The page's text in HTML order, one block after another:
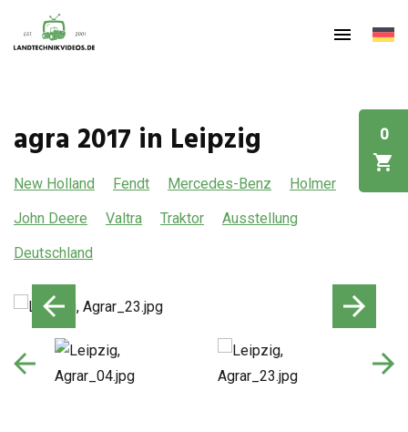
0
agra 2017 in Leipzig
New Holland Fendt Mercedes-Benz
Holmer
John Deere
Valtra Traktor
Ausstellung
Deutschland